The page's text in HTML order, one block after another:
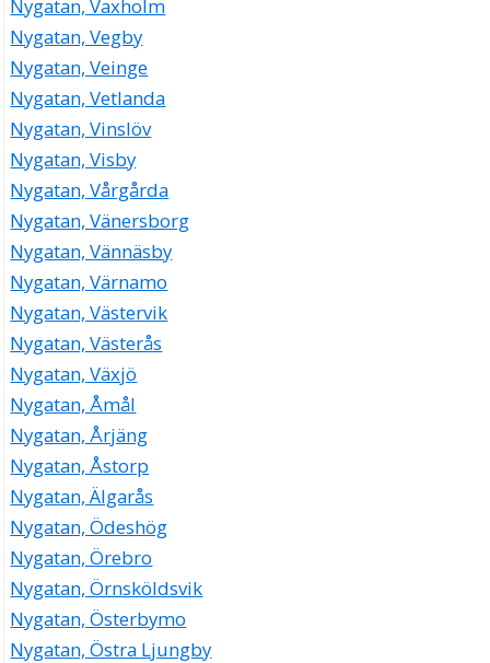
Nygatan, Vaxholm
Nygatan, Vegby
Nygatan, Veinge
Nygatan, Vetlanda
Nygatan, Vinslöv
Nygatan, Visby
Nygatan, Vårgårda
Nygatan, Vänersborg
Nygatan, Vännäsby
Nygatan, Värnamo
Nygatan, Västervik
Nygatan, Västerås
Nygatan, Växjö
Nygatan, Åmål
Nygatan, Årjäng
Nygatan, Åstorp
Nygatan, Älgarås
Nygatan, Ödeshög
Nygatan, Örebro
Nygatan, Örnsköldsvik
Nygatan, Österbymo
Nygatan, Östra Ljungby